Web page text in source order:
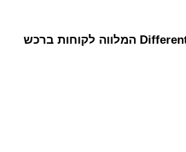
השירות ניתן ע”י חברת Different המלווה לקוחות ברכש